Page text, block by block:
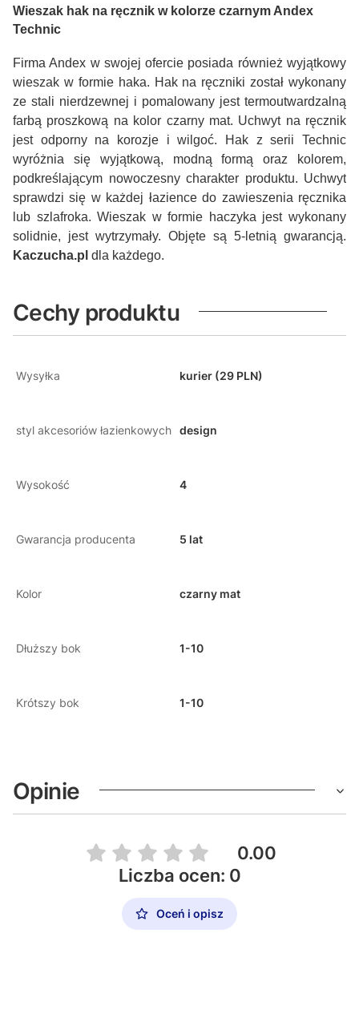
Wieszak hak na ręcznik w kolorze czarnym Andex
Technic
Firma Andex w swojej ofercie posiada również wyjątkowy
wieszak w formie haka. Hak na ręczniki został wykonany
ze stali nierdzewnej i pomalowany jest termoutwardzalną
farbą proszkową na kolor czarny mat. Uchwyt na ręcznik
jest odporny na korozje i wilgoć. Hak z serii Technic
wyróżnia się wyjątkową, modną formą oraz kolorem,
podkreślającym nowoczesny charakter produktu. Uchwyt
sprawdzi się w każdej łazience do zawieszenia ręcznika
lub szlafroka. Wieszak w formie haczyka jest wykonany
solidnie, jest wytrzymały. Objęte są 5-letnią gwarancją.
Kaczucha.pl dla każdego.
Cechy produktu
Wysyłka kurier (29 PLN)
styl akcesoriów łazienkowych design
Wysokość 4
Gwarancja producenta 5 lat
Kolor czarny mat
Dłuższy bok 1-10
Krótszy bok 1-10
Opinie
0.00
Liczba ocen: 0
Oceń i opisz